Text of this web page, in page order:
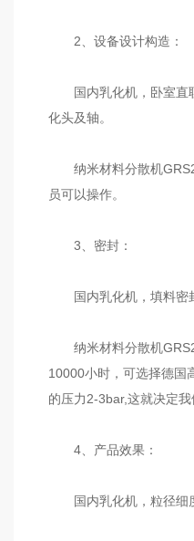
2、设备设计构造：
国内乳化机，卧室直联
化头及轴。
纳米材料分散机
员可以操作。
3、密封：
国内乳化机，填料密封
纳米材料分散机
10000小时，可选择德国
的压力2-3bar,这就决定
4、产品效果：
国内乳化机，粒径细度